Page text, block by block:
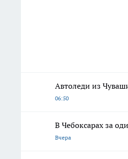
Автоледи из
06:50
В Чебоксарах за
Вчера